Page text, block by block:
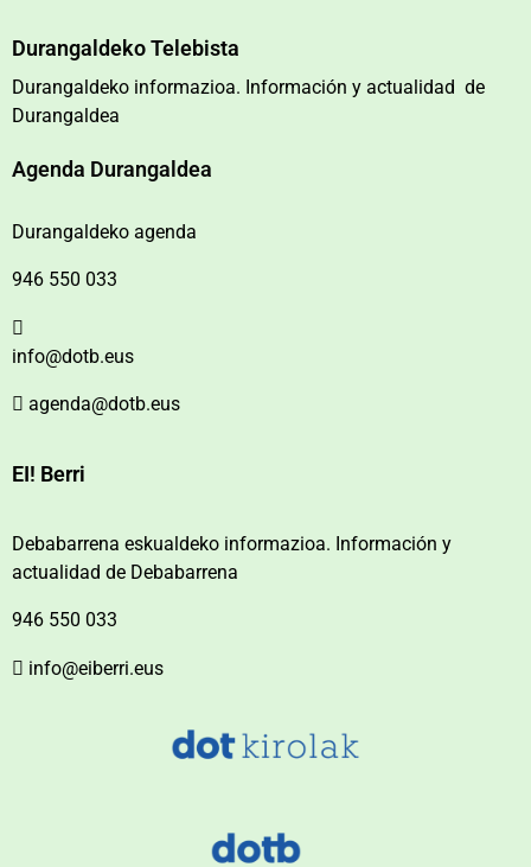
Durangaldeko Telebista
Durangaldeko informazioa. Información y actualidad de
Durangaldea
Agenda Durangaldea
Durangaldeko agenda
946 550 033
info@dotb.eus
agenda@dotb.eus
EI! Berri
Debabarrena eskualdeko informazioa. Información y
actualidad de Debabarrena
946 550 033
info@eiberri.eus